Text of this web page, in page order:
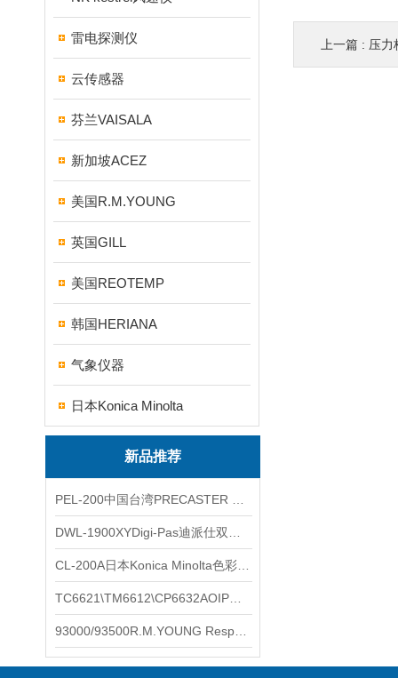
雷电探测仪
云传感器
芬兰VAISALA
新加坡ACEZ
美国R.M.YOUNG
英国GILL
美国REOTEMP
韩国HERIANA
气象仪器
日本Konica Minolta
新品推荐
上一篇 : 压力